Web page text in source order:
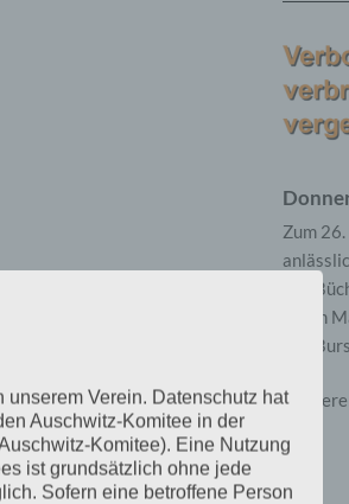
Zum
von
wo im
und
unserem Verein. Datenschutz hat
Auschwitz-Komitee in der
Komitee). Eine Nutzung
ist grundsätzlich ohne jede
Sofern eine betroffene Person